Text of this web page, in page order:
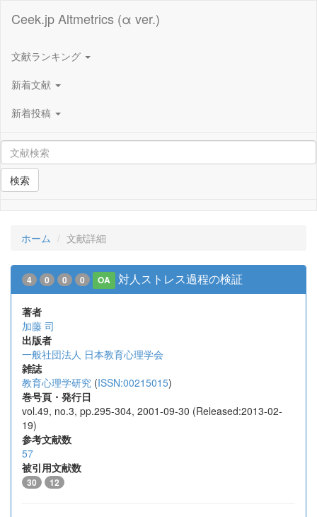
Ceek.jp Altmetrics (α ver.)
文献ランキング
新着文献
新着投稿
検索
ホーム 文献詳細
4 0 0 0 OA 対人ストレス過程の検証
著者
加藤 司
出版者
一般社団法人 日本教育心理学会
雑誌
教育心理学研究 (ISSN:00215015)
巻号頁・発行日
vol.49, no.3, pp.295-304, 2001-09-30 (Released:2013-02-
19)
参考文献数
57
被引用文献数
30 12